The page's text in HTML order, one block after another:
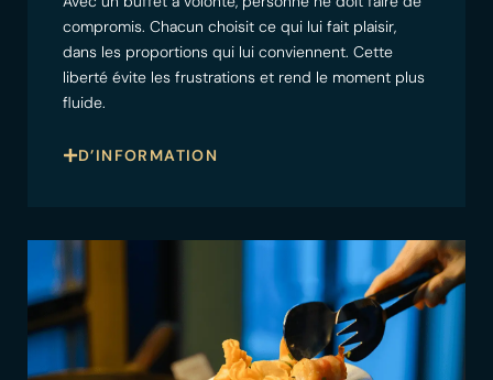
compromis. Chacun choisit ce qui lui fait plaisir,
dans les proportions qui lui conviennent. Cette
liberté évite les frustrations et rend le moment plus
fluide.
D’INFORMATION